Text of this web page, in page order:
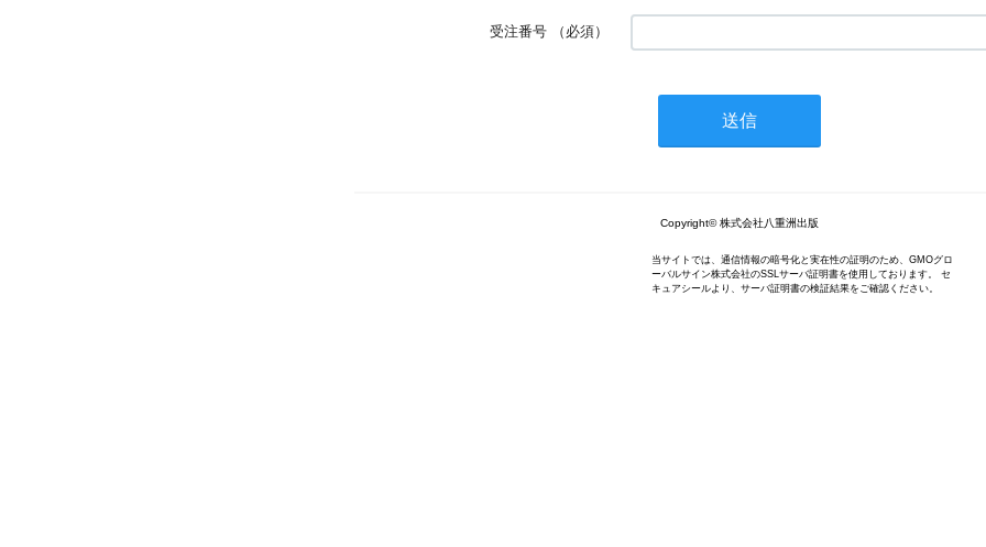
受注番号 （必須）
Copyright© 株式会社八重洲出版
当サイトでは、通信情報の暗号化と実在性の証明のため、GMOグロ
ーバルサイン株式会社のSSLサーバ証明書を使用しております。 セ
キュアシールより、サーバ証明書の検証結果をご確認ください。